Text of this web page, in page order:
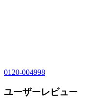
0120-004998
ユーザーレビュー